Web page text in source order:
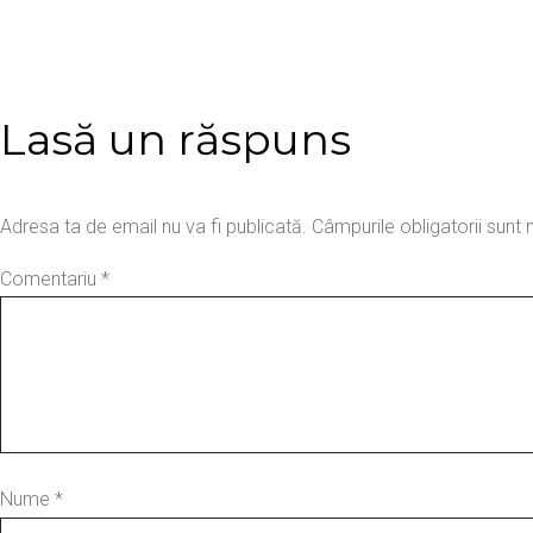
Lasă un răspuns
Adresa ta de email nu va fi publicată. Câmpurile obligatorii sunt
Comentariu *
Nume *